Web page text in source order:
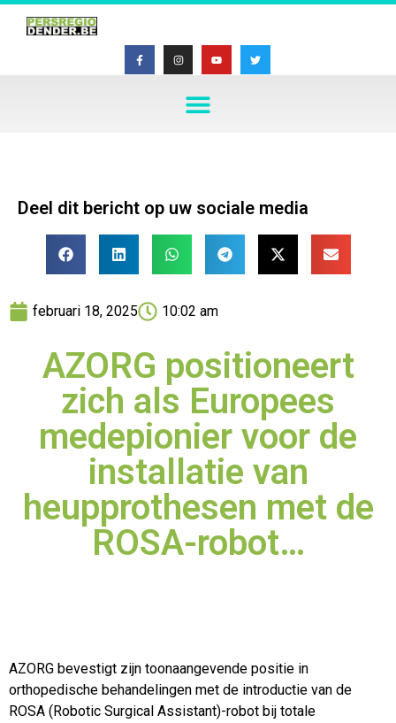
Deel dit bericht op uw sociale media
februari 18, 2025 10:02 am
AZORG positioneert
zich als Europees
medepionier voor de
installatie van
heupprothesen met de
ROSA-robot…
AZORG bevestigt zijn toonaangevende positie in
orthopedische behandelingen met de introductie van de
ROSA (Robotic Surgical Assistant)-robot bij totale